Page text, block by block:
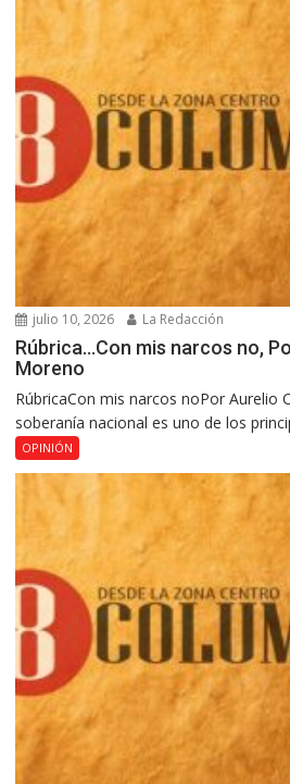
julio 10, 2026 La Redacción
Rúbrica…Con mis narcos no,
Moreno
RúbricaCon mis narcos noPor Aurelio
soberanía nacional es uno de los
OPINIÓN